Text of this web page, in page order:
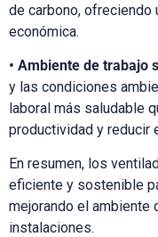
de carbono, ofreciendo
económica.
• Ambiente de trabajo
y las condiciones
laboral más saludable
productividad y reducir
En resumen, los
eficiente y sostenible
mejorando el ambiente
instalaciones.